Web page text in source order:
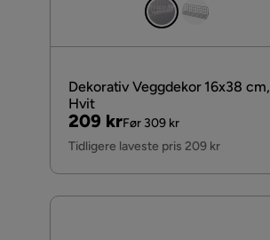
Dekorativ Veggdekor 16x38 cm,
Hvit
Pris
209 kr
Original
Pris
Før 309 kr
Tidligere laveste pris 209 kr